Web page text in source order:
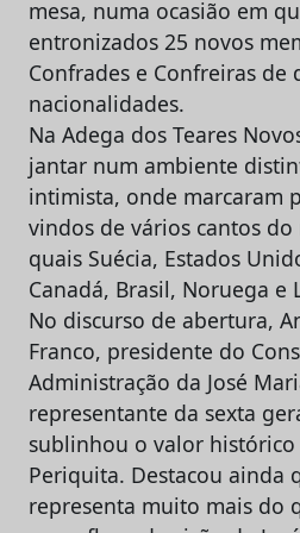
mesa, numa ocasião em
entronizados 25 novos
Confrades e Confreiras de
nacionalidades.
Na Adega dos Teares
jantar num ambiente
intimista, onde marcaram
vindos de vários cantos
quais Suécia, Estados
Canadá, Brasil, Noruega e
No discurso de abertura,
Franco, presidente do
Administração da José
representante da sexta
sublinhou o valor
Periquita. Destacou ainda
representa muito mais do